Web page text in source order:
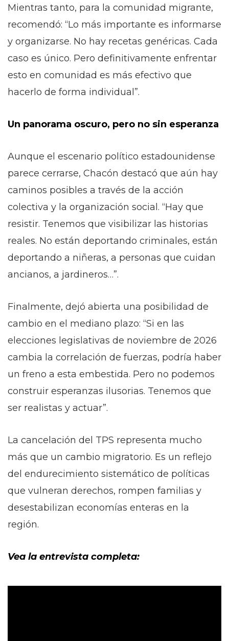
Mientras tanto, para la comunidad migrante,
recomendó: “Lo más importante es informarse
y organizarse. No hay recetas genéricas. Cada
caso es único. Pero definitivamente enfrentar
esto en comunidad es más efectivo que
hacerlo de forma individual”.
Un panorama oscuro, pero no sin esperanza
Aunque el escenario político estadounidense
parece cerrarse, Chacón destacó que aún hay
caminos posibles a través de la acción
colectiva y la organización social. “Hay que
resistir. Tenemos que visibilizar las historias
reales. No están deportando criminales, están
deportando a niñeras, a personas que cuidan
ancianos, a jardineros…”.
Finalmente, dejó abierta una posibilidad de
cambio en el mediano plazo: “Si en las
elecciones legislativas de noviembre de 2026
cambia la correlación de fuerzas, podría haber
un freno a esta embestida. Pero no podemos
construir esperanzas ilusorias. Tenemos que
ser realistas y actuar”.
La cancelación del TPS representa mucho
más que un cambio migratorio. Es un reflejo
del endurecimiento sistemático de políticas
que vulneran derechos, rompen familias y
desestabilizan economías enteras en la
región.
Vea la entrevista completa: